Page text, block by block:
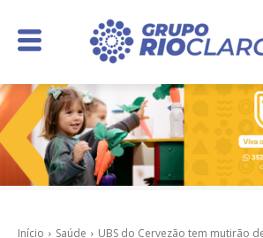
Início Saúde
UBS do Cervezão tem mutirão